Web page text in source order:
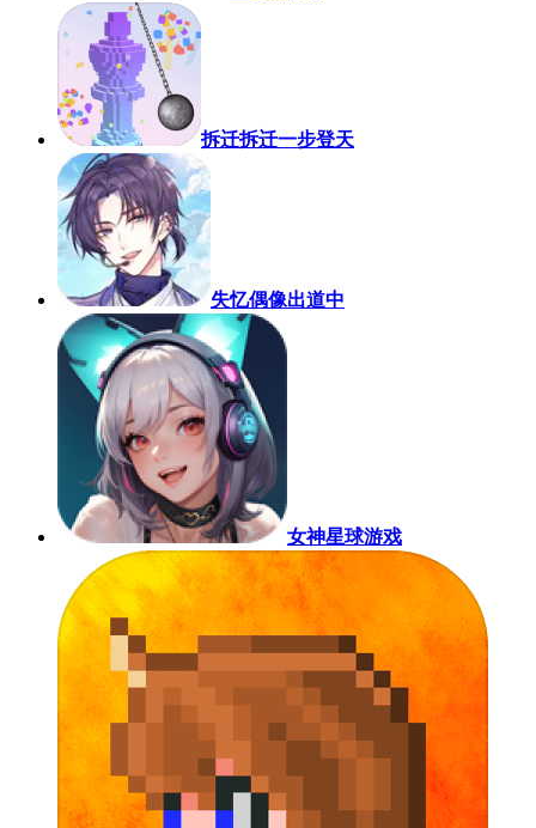
拆迁拆迁一步登天
失忆偶像出道中
女神星球游戏